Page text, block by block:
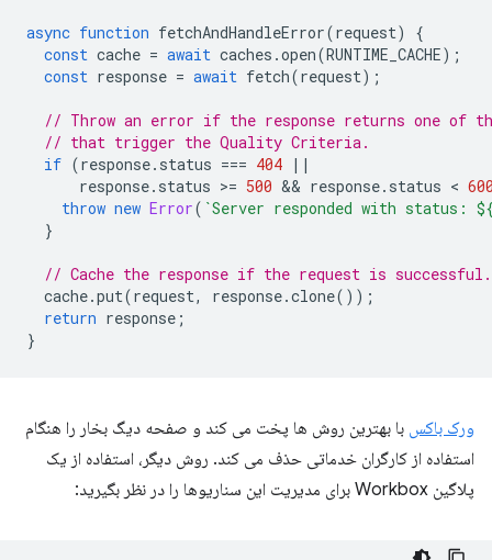
async function fetchAndHandleError(request)
{
const cache = await caches .open(RUNTIME_CACHE);
const response = await fetch(request);
// Throw an error if the response returns one of
// that trigger the Quality Criteria.
if (response. status === 404 ||
response. status >= 500 && response. status <
throw new Error( `Server responded with status:
}
// Cache the response if the request is successful.
cache.put(request, response.clone());
return response ;
}
ورک باکس با بهترین روش ها پخت می کند و صفحه دیگ بخار را هنگام
استفاده از کارگران خدماتی حذف می کند. روش دیگر، استفاده از یک
پلاگین Workbox برای مدیریت این سناریوها را در نظر بگیرید: